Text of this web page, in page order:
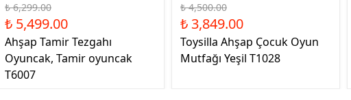
₺ 6,299.00
₺ 5,499.00
Ahşap Tamir Tezgahı
Oyuncak, Tamir oyuncak
T6007
₺ 4,500.00
₺ 3,849.00
Toysilla Ahşap Çocuk Oyun
Mutfağı Yeşil T1028